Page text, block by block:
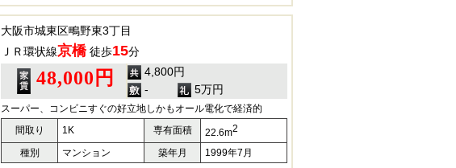
大阪市城東区鴫野東3丁目
ＪＲ環状線京橋徒歩15分
48,000円
4,800円
-
5万円
スーパー、コンビニすぐの好立地しかもオール電化で経済的
間取り
1K 専有面積 22.6m2
種別 マンション 築年月 1999年7月